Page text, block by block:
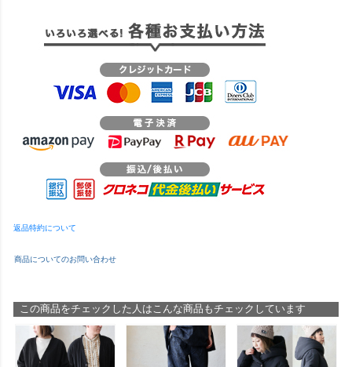
返品特約について
商品についてのお問い合わせ
この商品をチェックした人はこんな商品もチェックしています